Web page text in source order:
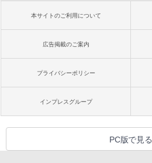
本サイトのご利用について
広告掲載のご案内
プライバシーポリシー
インプレスグループ
PC版で見る